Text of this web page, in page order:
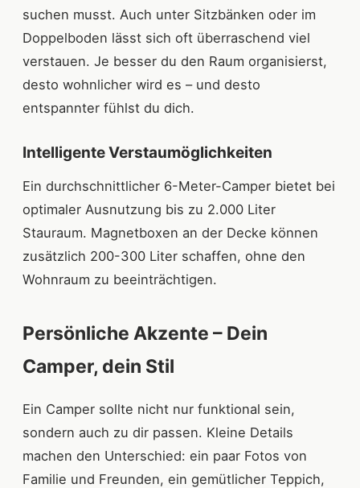
suchen musst. Auch unter Sitzbänken oder im
Doppelboden lässt sich oft überraschend viel
verstauen. Je besser du den Raum organisierst,
desto wohnlicher wird es – und desto
entspannter fühlst du dich.
Intelligente Verstaumöglichkeiten
Ein durchschnittlicher 6-Meter-Camper bietet bei
optimaler Ausnutzung bis zu 2.000 Liter
Stauraum. Magnetboxen an der Decke können
zusätzlich 200-300 Liter schaffen, ohne den
Wohnraum zu beeinträchtigen.
Persönliche Akzente – Dein
Camper, dein Stil
Ein Camper sollte nicht nur funktional sein,
sondern auch zu dir passen. Kleine Details
machen den Unterschied: ein paar Fotos von
Familie und Freunden, ein gemütlicher Teppich,